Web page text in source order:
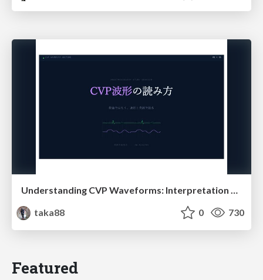
Understanding CVP Waveforms: Interpretation and Clinical Implications in Anesthesiology
taka88
0 730
Featured